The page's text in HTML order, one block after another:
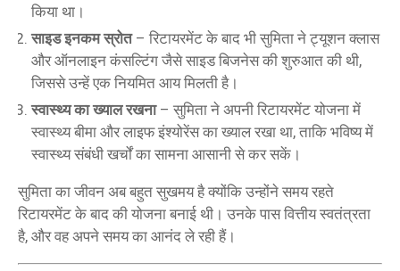
किया था।
साइड इनकम स्रोत– रिटायरमेंट के बाद भी सुमिता ने ट्यूशन क्लास
और ऑनलाइन कंसल्टिंग जैसे साइड बिजनेस की शुरुआत की थी,
जिससे उन्हें एक नियमित आय मिलती है।
स्वास्थ्य का ख्याल रखना– सुमिता ने अपनी रिटायरमेंट योजना में
स्वास्थ्य बीमा और लाइफ इंश्योरेंस का ख्याल रखा था, ताकि भविष्य में
स्वास्थ्य संबंधी खर्चों का सामना आसानी से कर सकें।
सुमिता का जीवन अब बहुत सुखमय है क्योंकि उन्होंने समय रहते
रिटायरमेंट के बाद की योजना बनाई थी। उनके पास वित्तीय स्वतंत्रता
है, और वह अपने समय का आनंद ले रही हैं।